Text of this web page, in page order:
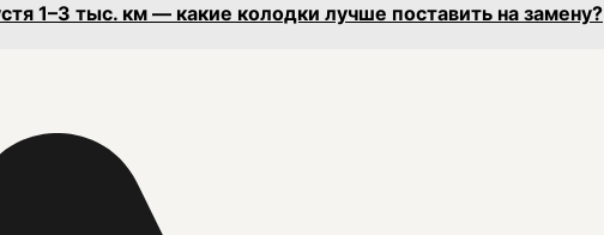
1–3 тыс. км — какие колодки лучше поставить на замену?